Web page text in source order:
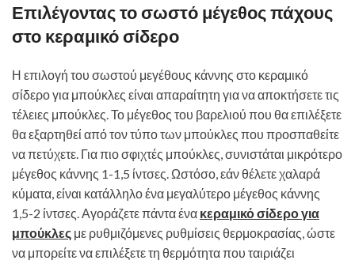
Επιλέγοντας το σωστό μέγεθος πάχους
στο κεραμικό σίδερο
Η επιλογή του σωστού μεγέθους κάννης στο κεραμικό
σίδερο για μπούκλες είναι απαραίτητη για να αποκτήσετε τις
τέλειες μπούκλες. Το μέγεθος του βαρελιού που θα επιλέξετε
θα εξαρτηθεί από τον τύπο των μπούκλες που προσπαθείτε
να πετύχετε. Για πιο σφιχτές μπούκλες, συνιστάται μικρότερο
μέγεθος κάννης 1-1,5 ίντσες. Ωστόσο, εάν θέλετε χαλαρά
κύματα, είναι κατάλληλο ένα μεγαλύτερο μέγεθος κάννης
1,5-2 ίντσες. Αγοράζετε πάντα ένα κεραμικό σίδερο για
μπούκλες με ρυθμιζόμενες ρυθμίσεις θερμοκρασίας, ώστε
να μπορείτε να επιλέξετε τη θερμότητα που ταιριάζει